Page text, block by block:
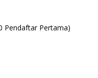
Pendaftar Pertama)